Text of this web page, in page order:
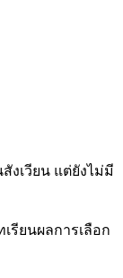
งเวียน แต่ยังไม่มี
รียนผลการเลือก